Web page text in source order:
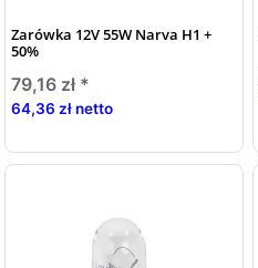
Zarówka 12V 55W Narva H1 +
50%
79,16 zł *
64,36 zł netto